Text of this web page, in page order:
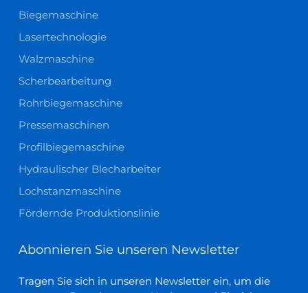
Biegemaschine
Lasertechnologie
Walzmaschine
Scherbearbeitung
Rohrbiegemaschine
Pressemaschinen
Profilbiegemaschine
Hydraulischer Blecharbeiter
Lochstanzmaschine
Fördernde Produktionslinie
Abonnieren Sie unseren Newsletter
Tragen Sie sich in unseren Newsletter ein, um die